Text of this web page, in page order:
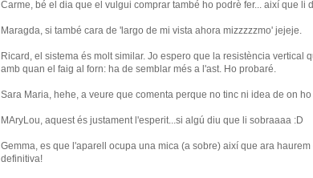
Carme, bé el dia que el vulgui comprar també ho podrè fer... així que li
Maragda, si també cara de 'largo de mi vista ahora mizzzzzmo' jejeje.
Ricard, el sistema és molt similar. Jo espero que la resistència vertical
amb quan el faig al forn: ha de semblar més a l'ast. Ho probaré.
Sara Maria, hehe, a veure que comenta perque no tinc ni idea de on
MAryLou, aquest és justament l'esperit...si algú diu que li sobraaaa :D
Gemma, es que l'aparell ocupa una mica (a sobre) així que ara
definitiva!